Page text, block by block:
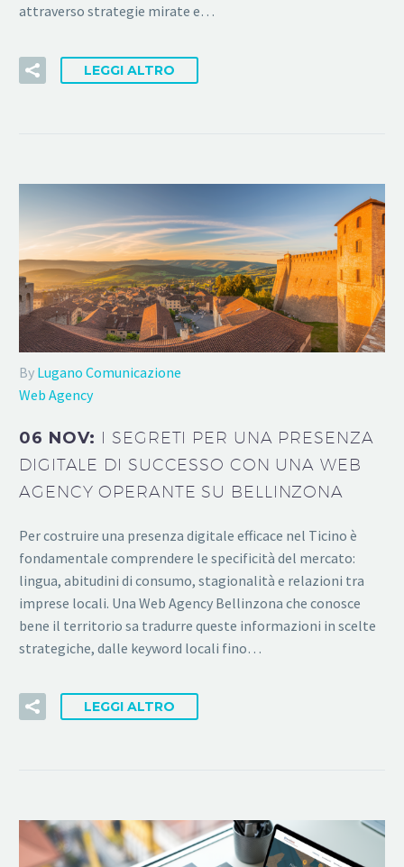
attraverso strategie mirate e…
LEGGI ALTRO
By Lugano Comunicazione
Web Agency
06 NOV: I SEGRETI PER UNA PRESENZA
DIGITALE DI SUCCESSO CON UNA WEB
AGENCY OPERANTE SU BELLINZONA
Per costruire una presenza digitale efficace nel Ticino è
fondamentale comprendere le specificità del mercato:
lingua, abitudini di consumo, stagionalità e relazioni tra
imprese locali. Una Web Agency Bellinzona che conosce
bene il territorio sa tradurre queste informazioni in scelte
strategiche, dalle keyword locali fino…
LEGGI ALTRO